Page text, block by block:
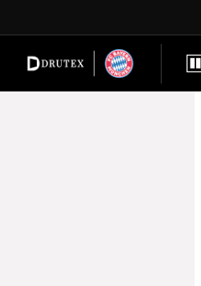
WERBEMATERIALIEN
IMPRESSUM